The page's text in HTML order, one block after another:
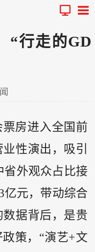
“行走的GD
票房进入全国前
性演出，吸引
省外观众占比接
亿元，带动综合
据背后，是贵
策，“演艺+文